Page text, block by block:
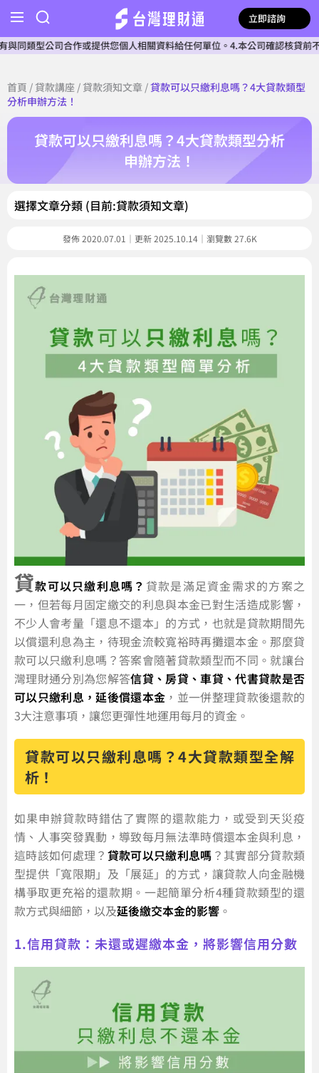
立即諮詢
提供您個人相關資料給任何單位。4.本公司確認核貸前不會收費。5.不
首頁 / 貸款講座 / 貸款須知文章 /貸款可以只繳利息嗎？4大貸款類型
分析申辦方法！
貸款可以只繳利息嗎？4大貸款類型分析
申辦方法！
選擇文章分類 (目前:貸款須知文章)
發佈 2020.07.01｜更新 2025.10.14｜瀏覽數 27.6K
貸款可以只繳利息嗎？ 貸款是滿足資金需求的方案之
一，但若每月固定繳交的利息與本金已對生活造成影響，
不少人會考量「還息不還本」的方式，也就是貸款期間先
以償還利息為主，待現金流較寬裕時再攤還本金。那麼貸
款可以只繳利息嗎？答案會隨著貸款類型而不同。就讓台
灣理財通分別為您解答信貸、房貸、車貸、代書貸款是否
可以只繳利息，延後償還本金 ，並一併整理貸款後還款的
3大注意事項，讓您更彈性地運用每月的資金。
貸款可以只繳利息嗎？4大貸款類型全解
析！
如果申辦貸款時錯估了實際的還款能力，或受到天災疫
情、人事突發異動，導致每月無法準時償還本金與利息，
這時該如何處理？ 貸款可以只繳利息嗎 ？其實部分貸款類
型提供「寬限期」及「展延」的方式，讓貸款人向金融機
構爭取更充裕的還款期。一起簡單分析4種貸款類型的還
款方式與細節，以及延後繳交本金的影響 。
1.信用貸款：未還或遲繳本金，將影響信用分數